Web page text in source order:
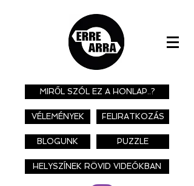
MIRŐL SZÓL EZ A HONLAP..?
VÉLEMÉNYEK FELIRATKOZÁS
BLOGUNK PUZZLE
HELYSZÍNEK RÖVID VIDEÓKBAN